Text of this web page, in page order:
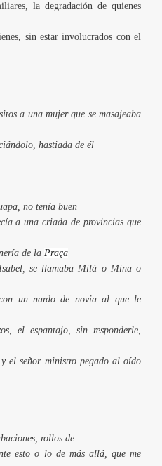
la degradación de quienes
sin estar involucrados con el
a una mujer que se masajeaba
hastiada de él
no tenía buen
a una criada de provincias que
de la Praça
se llamaba Milá o Mina o
un nardo de novia al que le
el espantajo, sin responderle,
el señor ministro pegado al oído
rollos de
esto o lo de más allá, que me